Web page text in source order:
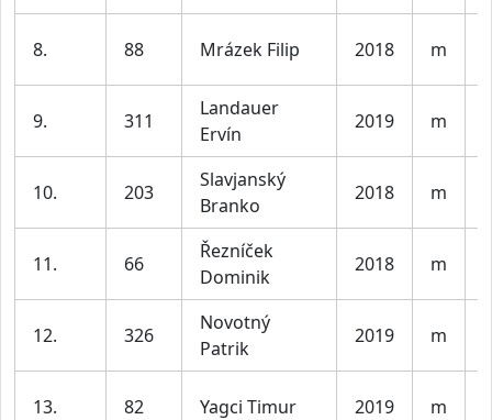
8. 88 Mrázek Filip 2018 m
9. 311
Landauer
Ervín
2019 m
10. 203
Slavjanský
Branko
2018 m
11. 66
Řezníček
Dominik
2018 m
12. 326
Novotný
Patrik
2019 m
13. 82 Yagci Timur 2019 m